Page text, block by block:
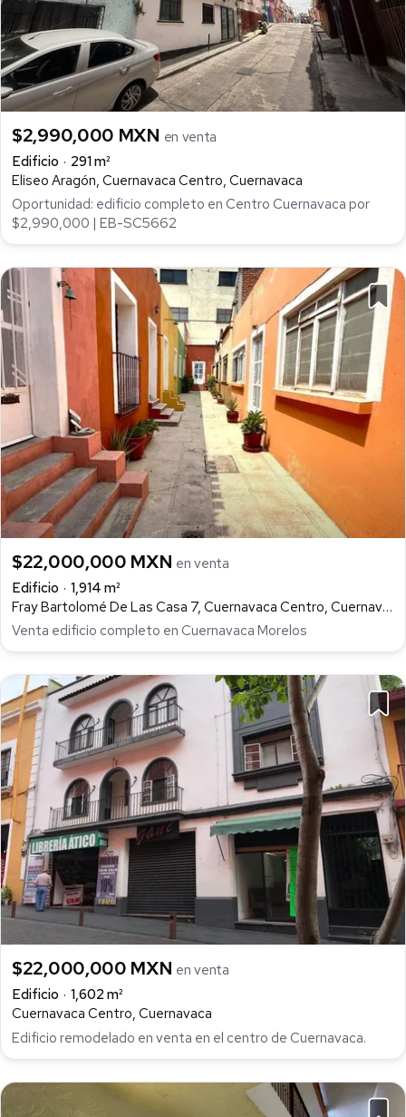
$2,990,000 MXN en venta
Edificio
291 m²
Eliseo Aragón, Cuernavaca Centro, Cuernavaca
Oportunidad: edificio completo en Centro Cuernavaca por
$2,990,000 | EB-SC5662
$22,000,000 MXN en venta
Edificio
1,914 m²
Fray Bartolomé De Las Casa 7, Cuernavaca Centro, Cuernavaca
Venta edificio completo en Cuernavaca Morelos
$22,000,000 MXN en venta
Edificio
1,602 m²
Cuernavaca Centro, Cuernavaca
Edificio remodelado en venta en el centro de Cuernavaca.